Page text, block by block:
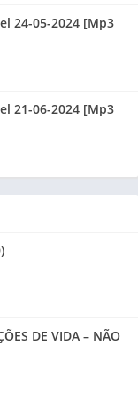
24-05-2024 [Mp3
21-06-2024 [Mp3
DE VIDA – NÃO